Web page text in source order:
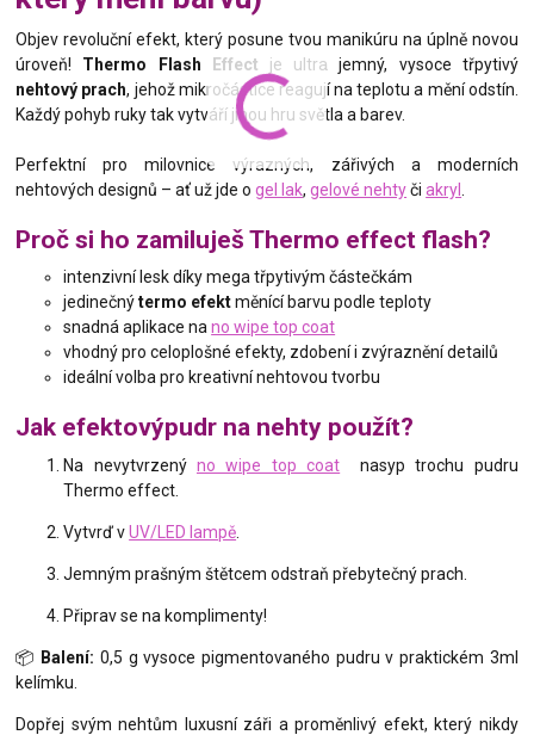
Objev revoluční efekt, který posune tvou manikúru na úplně novou
úroveň! Thermo Flash Effect je ultra jemný, vysoce třpytivý
nehtový prach, jehož mikročástice reagují na teplotu a mění odstín.
Každý pohyb ruky tak vytváří jinou hru světla a barev.
Perfektní pro milovnice výrazných, zářivých a moderních
nehtových designů – ať už jde ogel lak,gelové nehtyčiakryl
Proč si ho zamiluješ Thermo effect flash?
intenzivní lesk díky mega třpytivým částečkám
jedinečnýtermo efektměnící barvu podle teploty
snadná aplikace nano wipe top coat
vhodný pro celoplošné efekty, zdobení i zvýraznění detailů
ideální volba pro kreativní nehtovou tvorbu
Jak efektovýpudr na nehty použít?
Na nevytvrzený no wipe top coat
nasyp trochu pudru
Thermo effect.
Vytvrď vUV/LED lampě
Jemným prašným štětcem odstraň přebytečný prach.
Připrav se na komplimenty!
📦 Balení: 0,5 g vysoce pigmentovaného pudru v praktickém 3ml
kelímku.
Dopřej svým nehtům luxusní záři a proměnlivý efekt, který nikdy